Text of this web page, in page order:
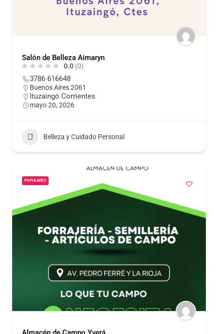
Salón de Belleza Aimaryn
0.0 (0)
3786 616648
Buenos Aires 2061
Ituzaingó Corrientes
mayo 20, 2026
Belleza y Cuidado Personal
POPULARES